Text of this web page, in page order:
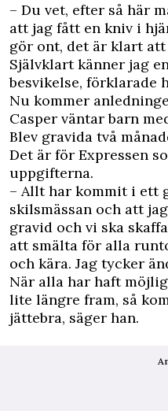
– Du vet, efter så här
att jag fått en kniv i
gör ont, det är klart
Självklart känner jag
besvikelse, förklarade
Nu kommer
Casper väntar barn
Blev gravida två
Det är för Expressen
uppgifterna.
– Allt har kommit i ett
skilsmässan och att
gravid och vi ska
att smälta för alla
och kära. Jag tycker
När alla har haft
lite längre fram, så
jättebra, säger han.